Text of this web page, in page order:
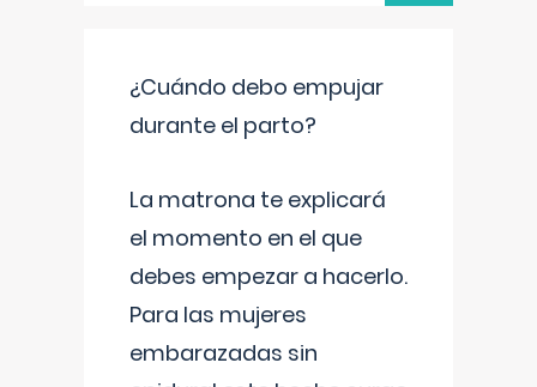
¿Cuándo debo empujar
durante el parto?
La matrona te explicará
el momento en el que
debes empezar a hacerlo.
Para las mujeres
embarazadas sin